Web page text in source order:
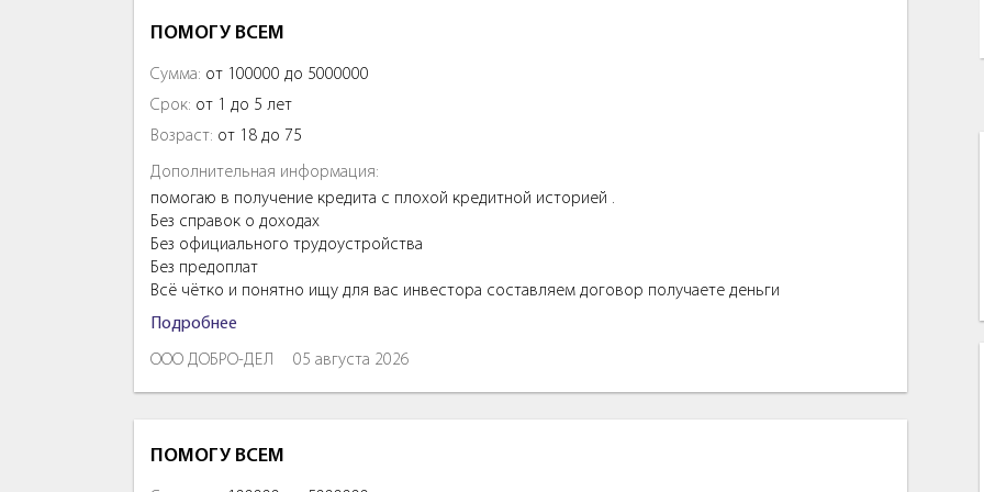
ПОМОГУ ВСЕМ
Сумма: от 100000 до 5000000
Срок: от 1 до 5 лет
Возраст: от 18 до 75
Дополнительная информация:
помогаю в получение кредита с плохой кредитной историей .
Без справок о доходах
Без официального трудоустройства
Без предоплат
Всё чётко и понятно ищу для вас инвестора составляем договор получаете деньги
Подробнее
ООО ДОБРО-ДЕЛ 05 августа 2026
ПОМОГУ ВСЕМ